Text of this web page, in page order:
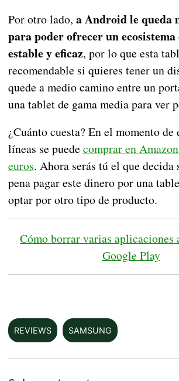
Por otro lado, a Android le queda
para poder ofrecer un
estable y eficaz, por lo que esta
recomendable si quieres tener un
quede a medio camino entre un
una tablet de gama media para ver
¿Cuánto cuesta? En el momento de
líneas se puede comprar en
euros. Ahora serás tú el que decida
pena pagar este dinero por una
optar por otro tipo de producto.
Cómo borrar varias aplicaciones
Google Play
REVIEWS SAMSUNG